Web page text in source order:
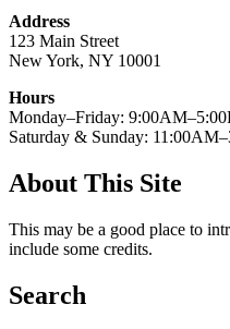
Address
123 Main Street
New York, NY 10001
Hours
Monday–Friday:
Saturday & Sunday:
About This Site
This may be a good place to
include some credits.
Search